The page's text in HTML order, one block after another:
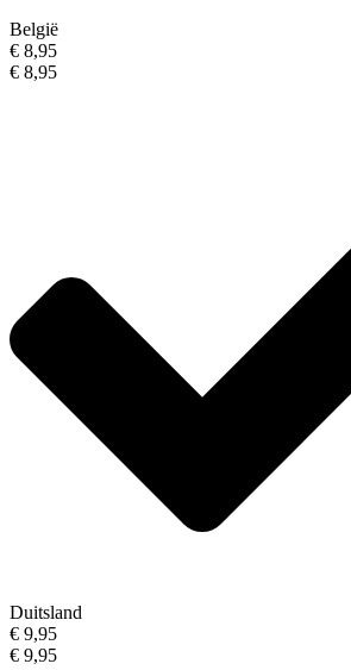
België
€ 8,95
€ 8,95
Duitsland
€ 9,95
€ 9,95